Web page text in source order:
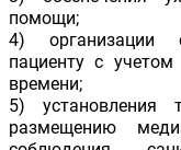
помощи;
4) организации
пациенту с учетом
времени;
5) установления
размещению